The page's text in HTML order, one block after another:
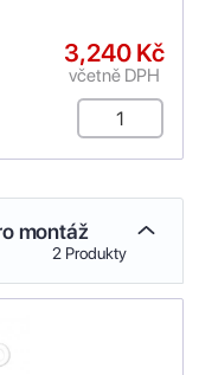
3,240 Kč
včetně DPH
montáž
2 Produkty